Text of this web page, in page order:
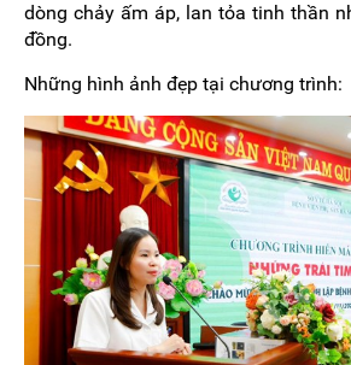
dòng chảy ấm áp, lan tỏa tinh thần
đồng.
Những hình ảnh đẹp tại chương trình: